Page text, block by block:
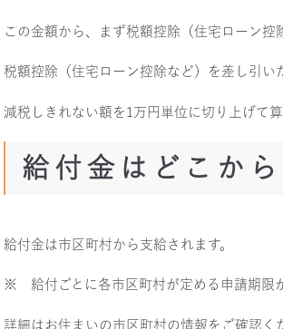
この金額から、まず税額控除（住宅ローン控
税額控除（住宅ローン控除など）を差し引い
減税しきれない額を1万円単位に切り上げて
給付金はどこから
給付金は市区町村から支給されます。
※ 給付ごとに各市区町村が定める申請期限
詳細はお住まいの市区町村の情報をご確認く